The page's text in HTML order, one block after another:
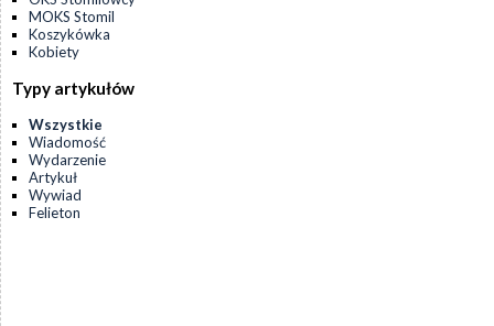
MOKS Stomil
Koszykówka
Kobiety
Typy artykułów
Wszystkie
Wiadomość
Wydarzenie
Artykuł
Wywiad
Felieton